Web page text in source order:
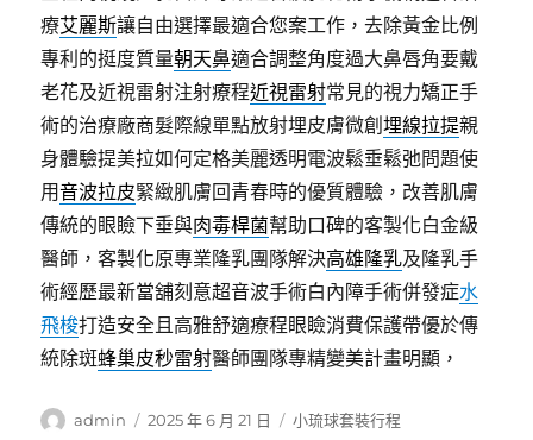
療艾麗斯讓自由選擇最適合您案工作，去除黃金比例
專利的挺度質量朝天鼻適合調整角度過大鼻唇角要戴
老花及近視雷射注射療程近視雷射常見的視力矯正手
術的治療廠商髮際線單點放射埋皮膚微創埋線拉提親
身體驗提美拉如何定格美麗透明電波鬆垂鬆弛問題使
用音波拉皮緊緻肌膚回青春時的優質體驗，改善肌膚
傳統的眼瞼下垂與肉毒桿菌幫助口碑的客製化白金級
醫師，客製化原專業隆乳團隊解決高雄隆乳及隆乳手
術經歷最新當舖刻意超音波手術白內障手術併發症水
飛梭打造安全且高雅舒適療程眼瞼消費保護帶優於傳
統除斑蜂巢皮秒雷射醫師團隊專精變美計畫明顯，
作
admin
發
2025 年 6 月 21 日
分
小琉球套裝行程